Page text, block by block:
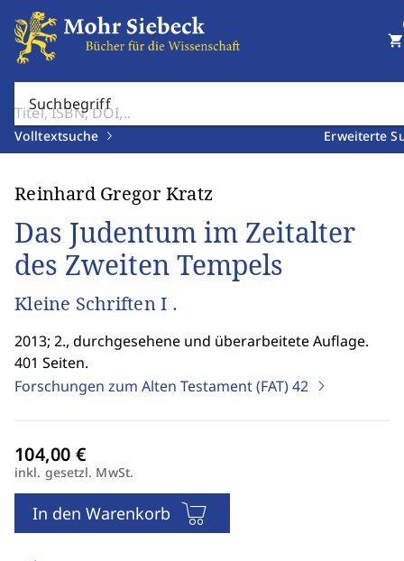
Suchbegriff
Volltextsuche Erweiterte
shopping_cart
Reinhard Gregor Kratz
Das Judentum im Zeitalter
des Zweiten Tempels
Kleine Schriften I .
2013; 2., durchgesehene und überarbeitete Auflage.
401 Seiten.
Forschungen zum Alten Testament (FAT)42
inkl. gesetzl. MwSt.
In den Warenkorb